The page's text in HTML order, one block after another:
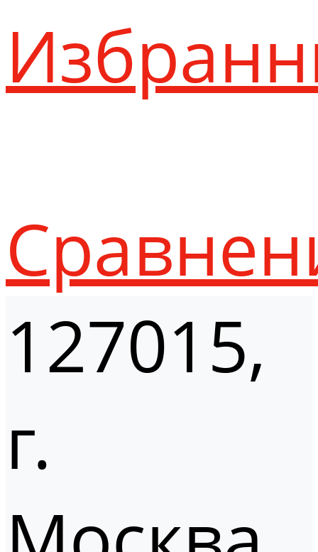
127015,
г.